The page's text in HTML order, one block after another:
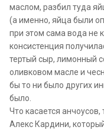
маслом, разбил туда
(а именно, яйца были
при этом сама вода не
консистенция
тертый сыр, лимонный
оливковом масле и
бы то ни было других
было.
Что касается
Алекс Кардини,